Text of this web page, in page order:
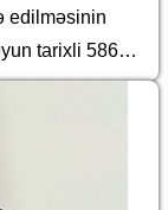
edilməsinin
tarixli 586
"Azərbaycan